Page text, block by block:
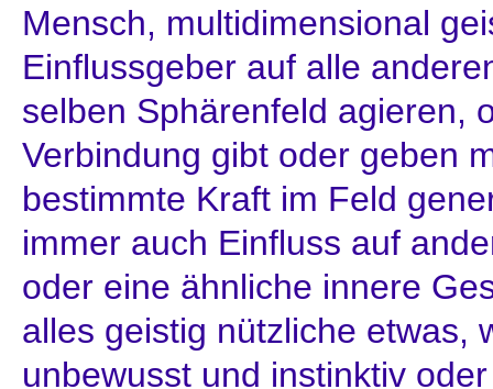
Mensch, multidimensional
Einflussgeber auf alle
selben Sphärenfeld agieren,
Verbindung gibt oder geben
bestimmte Kraft im Feld
immer auch Einfluss auf
oder eine ähnliche innere
alles geistig nützliche etwas,
unbewusst und instinktiv